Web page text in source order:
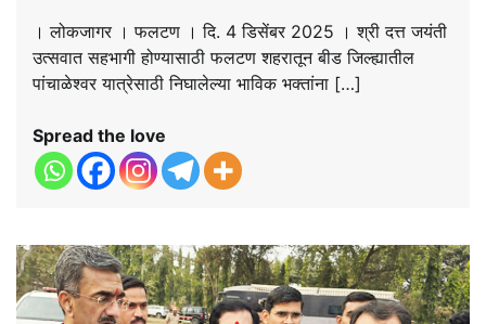
। लोकजागर । फलटण । दि. 4 डिसेंबर 2025 । श्री दत्त जयंती
उत्सवात सहभागी होण्यासाठी फलटण शहरातून बीड जिल्ह्यातील
पांचाळेश्वर यात्रेसाठी निघालेल्या भाविक भक्तांना […]
Spread the love